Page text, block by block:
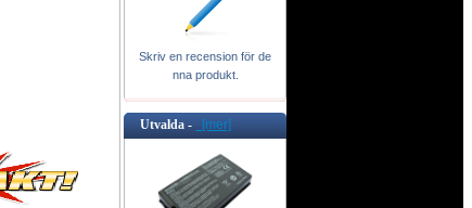
Skriv en recension för de
nna produkt.
Utvalda - [mer]